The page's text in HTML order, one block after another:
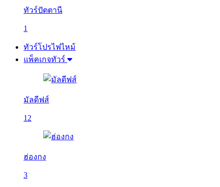
ทัวร์ปัตตานี
1
ทัวร์โปรไฟไหม้
แพ็คเกจทัวร์
มัลดีฟส์
12
ฮ่องกง
3